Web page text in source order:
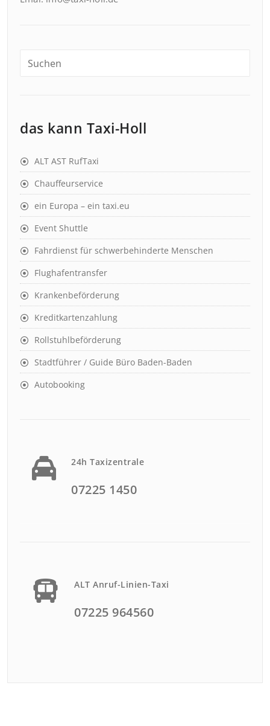
das kann Taxi-Holl
ALT AST RufTaxi
Chauffeurservice
ein Europa – ein taxi.eu
Event Shuttle
Fahrdienst für schwerbehinderte Menschen
Flughafentransfer
Krankenbeförderung
Kreditkartenzahlung
Rollstuhlbeförderung
Stadtführer / Guide Büro Baden-Baden
Autobooking
24h Taxizentrale
07225 1450
ALT Anruf-Linien-Taxi
07225 964560